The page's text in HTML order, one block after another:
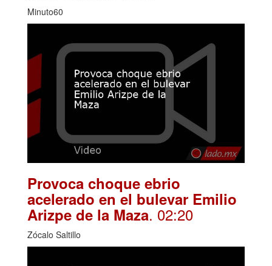
Minuto60
Provoca choque ebrio
acelerado en el bulevar Emilio
Arizpe de la Maza. 02:20
Zócalo Saltillo